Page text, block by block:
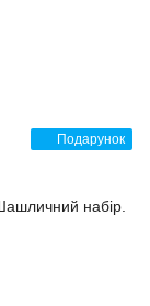
Подарунок
набір.